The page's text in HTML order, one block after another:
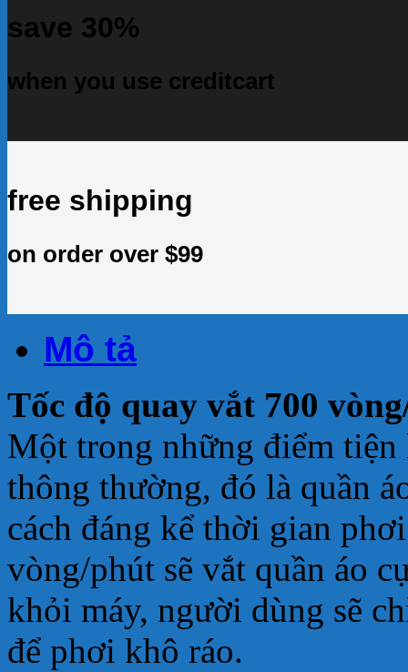
save 30%
when you use creditcart
free shipping
on order over $99
Mô tả
Tốc độ quay vắt 700
Một trong những điểm
thông thường, đó là quần
cách đáng kể thời gian
vòng/phút sẽ vắt quần áo
khỏi máy, người dùng sẽ
để phơi khô ráo.